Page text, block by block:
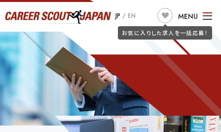
JP / EN
お気に入りした求人を一括応募！
MENU
TOP
JOB SEARCH
CONSULTANTS
ABOUT US
JOIN CSJ
BLOG
求人検索
JOB SEARCH
こだわり条件で探す フリーワードで探す
職種